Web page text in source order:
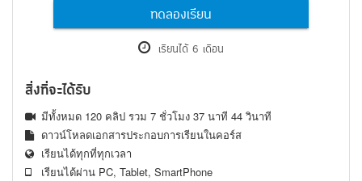
ทดลองเรียน
เรียนได้ 6 เดือน
สิ่งที่จะได้รับ
มีทั้งหมด 120 คลิป รวม 7 ชั่วโมง 37 นาที 44 วินาที
ดาวน์โหลดเอกสารประกอบการเรียนในคอร์ส
เรียนได้ทุกที่ทุกเวลา
เรียนได้ผ่าน PC, Tablet, SmartPhone